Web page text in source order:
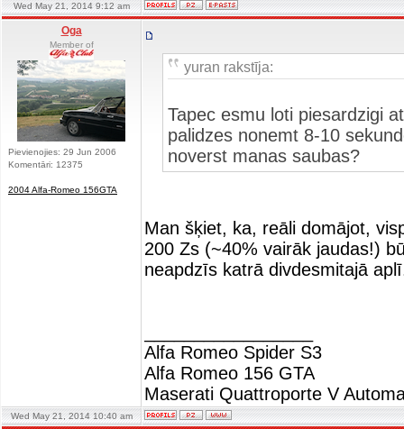
Wed May 21, 2014 9:12 am
Oga
Member of
Pievienojies: 29 Jun 2006
Komentāri: 12375
2004 Alfa-Romeo 156GTA
yuran rakstīja:
Tapec esmu loti piesardzigi
palidzes nonemt 8-10
noverst manas saubas?
Man šķiet, ka, reāli domājot,
200 Zs (~40% vairāk jaudas!)
neapdzīs katrā divdesmitajā
Alfa Romeo Spider S3
Alfa Romeo 156 GTA
Maserati Quattroporte V
Wed May 21, 2014 10:40 am